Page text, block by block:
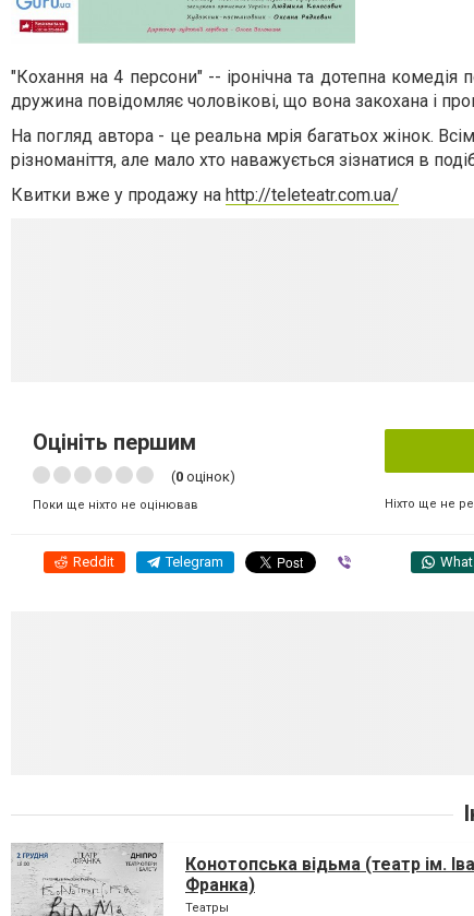
"Кохання на 4 персони" -- іронічна та дотепна
дружина повідомляє чоловікові, що вона закохана і
На погляд автора - це реальна мрія багатьох жінок.
різноманіття, але мало хто наважується зізнатися в
Квитки вже у продажу на http://teleteatr.com.ua/
Оцініть першим
(0 оцінок)
Поки ще ніхто не оцінював Ніхто ще не
Reddit Telegram
Конотопська відьма (театр ім.
Франка)
Театры